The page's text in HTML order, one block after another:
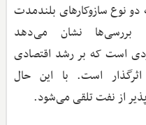
دو نوع سازوکارهای بلندمدت
بررسی‌ها نشان می‌دهد
است که بر رشد اقتصادی
است. با این حال
از نفت تلقی می‌شود.